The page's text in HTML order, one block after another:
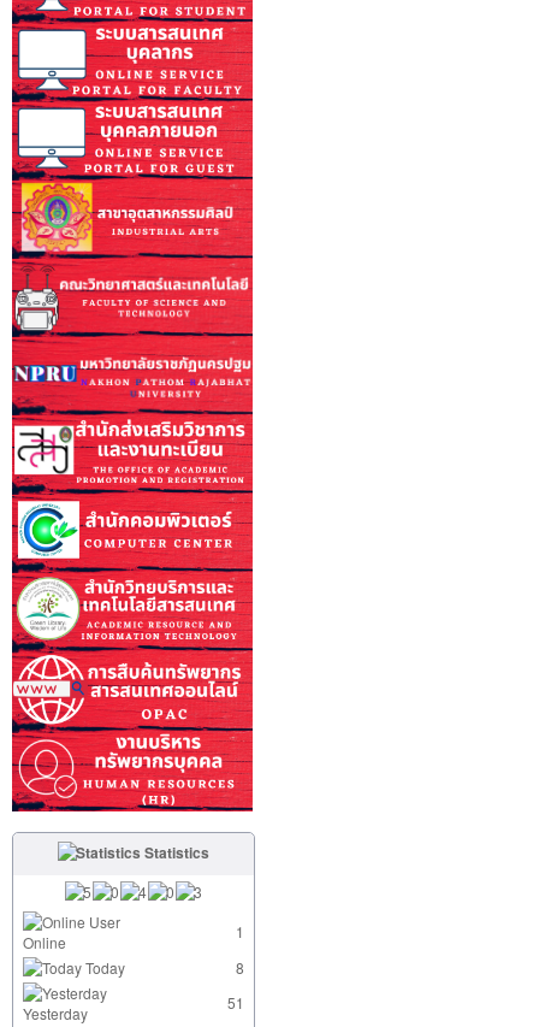
Statistics
User
Online
1
Today
8
Yesterday
51